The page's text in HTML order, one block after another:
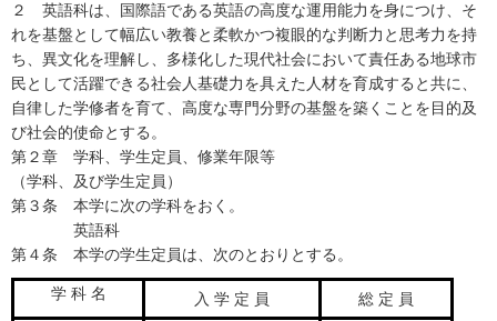
２ 英語科は、国際語である英語の高度な運用能力を身につけ、そ
れを基盤として幅広い教養と柔軟かつ複眼的な判断力と思考力を持
ち、異文化を理解し、多様化した現代社会において責任ある地球市
民として活躍できる社会人基礎力を具えた人材を育成すると共に、
自律した学修者を育て、高度な専門分野の基盤を築くことを目的及
び社会的使命とする。
第２章 学科、学生定員、修業年限等
（学科、及び学生定員）
第３条 本学に次の学科をおく。
英語科
第４条 本学の学生定員は、次のとおりとする。
学 科 名 入 学 定 員
総 定 員